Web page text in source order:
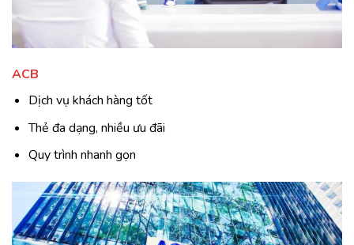
ACB
Dịch vụ khách hàng tốt
Thẻ đa dạng, nhiều ưu đãi
Quy trình nhanh gọn